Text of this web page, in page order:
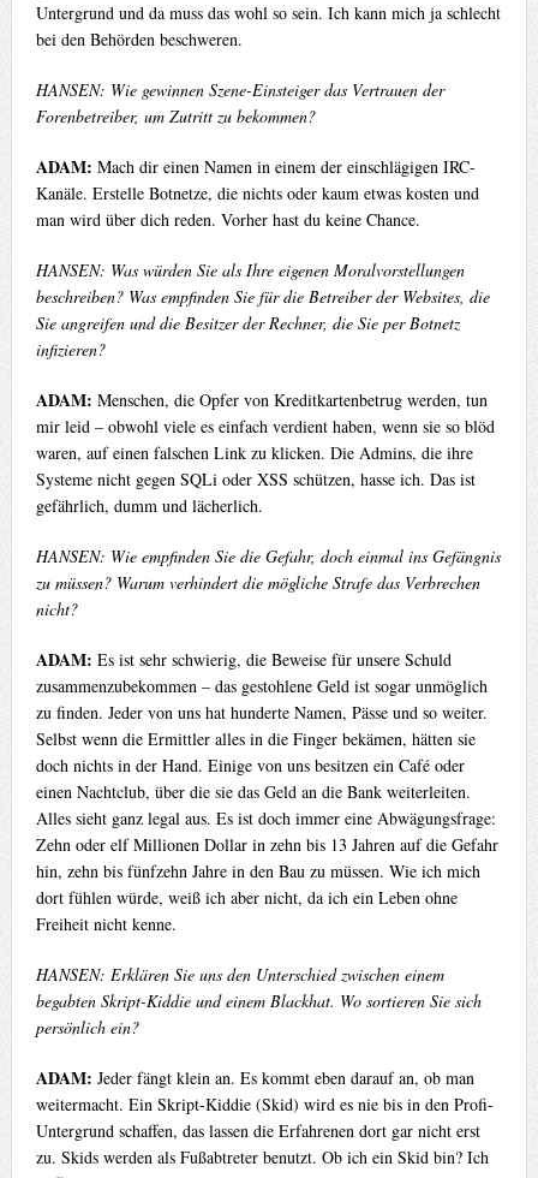
Untergrund und da muss das wohl so sein. Ich kann mich ja schlecht
bei den Behörden beschweren.
HANSEN: Wie gewinnen Szene-Einsteiger das Vertrauen der
Forenbetreiber, um Zutritt zu bekommen?
ADAM: Mach dir einen Namen in einem der einschlägigen IRC-
Kanäle. Erstelle Botnetze, die nichts oder kaum etwas kosten und
man wird über dich reden. Vorher hast du keine Chance.
HANSEN: Was würden Sie als Ihre eigenen Moralvorstellungen
beschreiben? Was empfinden Sie für die Betreiber der Websites, die
Sie angreifen und die Besitzer der Rechner, die Sie per Botnetz
infizieren?
ADAM: Menschen, die Opfer von Kreditkartenbetrug werden, tun
mir leid – obwohl viele es einfach verdient haben, wenn sie so blöd
waren, auf einen falschen Link zu klicken. Die Admins, die ihre
Systeme nicht gegen SQLi oder XSS schützen, hasse ich. Das ist
gefährlich, dumm und lächerlich.
HANSEN: Wie empfinden Sie die Gefahr, doch einmal ins Gefängnis
zu müssen? Warum verhindert die mögliche Strafe das Verbrechen
nicht?
ADAM: Es ist sehr schwierig, die Beweise für unsere Schuld
zusammenzubekommen – das gestohlene Geld ist sogar unmöglich
zu finden. Jeder von uns hat hunderte Namen, Pässe und so weiter.
Selbst wenn die Ermittler alles in die Finger bekämen, hätten sie
doch nichts in der Hand. Einige von uns besitzen ein Café oder
einen Nachtclub, über die sie das Geld an die Bank weiterleiten.
Alles sieht ganz legal aus. Es ist doch immer eine Abwägungsfrage:
Zehn oder elf Millionen Dollar in zehn bis 13 Jahren auf die Gefahr
hin, zehn bis fünfzehn Jahre in den Bau zu müssen. Wie ich mich
dort fühlen würde, weiß ich aber nicht, da ich ein Leben ohne
Freiheit nicht kenne.
HANSEN: Erklären Sie uns den Unterschied zwischen einem
begabten Skript-Kiddie und einem Blackhat. Wo sortieren Sie sich
persönlich ein?
ADAM: Jeder fängt klein an. Es kommt eben darauf an, ob man
weitermacht. Ein Skript-Kiddie (Skid) wird es nie bis in den Profi-
Untergrund schaffen, das lassen die Erfahrenen dort gar nicht erst
zu. Skids werden als Fußabtreter benutzt. Ob ich ein Skid bin? Ich